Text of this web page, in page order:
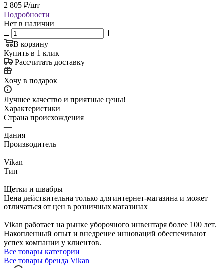
2 805 ₽/шт
Подробности
Нет в наличии
В корзину
Купить в 1 клик
Рассчитать доставку
Хочу в подарок
Лучшее качество и приятные цены!
Характеристики
Страна происхождения
—
Дания
Производитель
—
Vikan
Тип
—
Щетки и швабры
Цена действительна только для интернет-магазина и может
отличаться от цен в розничных магазинах
Vikan работает на рынке уборочного инвентаря более 100 лет.
Накопленный опыт и внедрение инноваций обеспечивают
успех компании у клиентов.
Все товары категории
Все товары бренда Vikan